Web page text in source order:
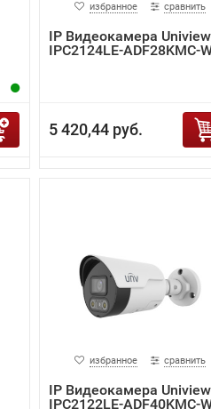
избранное сравнить
IP Видеокамера Uniview
IPC2124LE-ADF28KMC-
5 420,44 руб.
избранное сравнить
IP Видеокамера Uniview
IPC2122LE-ADF40KMC-